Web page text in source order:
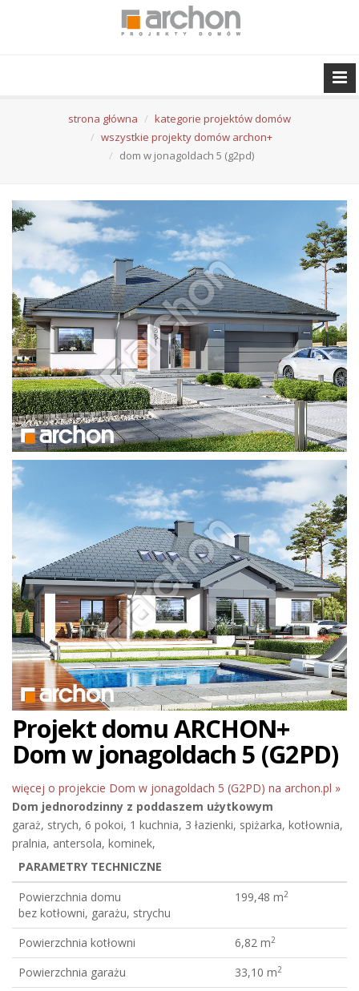
strona główna
kategorie projektów domów
wszystkie projekty domów archon+
dom w jonagoldach 5 (g2pd)
Projekt domu ARCHON+
Dom w jonagoldach 5 (G2PD)
więcej o projekcie Dom w jonagoldach 5 (G2PD) na archon.pl »
Dom jednorodzinny z poddaszem użytkowym
garaż, strych, 6 pokoi, 1 kuchnia, 3 łazienki, spiżarka, kotłownia,
pralnia, antersola, kominek,
PARAMETRY TECHNICZNE
Powierzchnia domu
bez kotłowni, garażu, strychu
199,48 m2
Powierzchnia kotłowni 6,82 m2
Powierzchnia garażu 33,10 m2